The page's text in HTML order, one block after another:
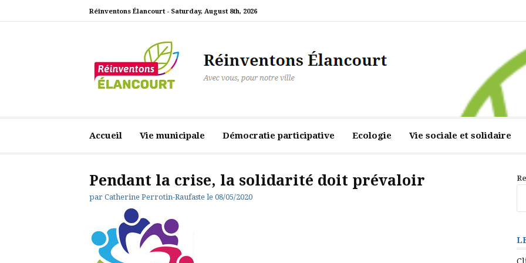
Réinventons Élancourt - Saturday, August 8th, 2026
Accueil Vie municipale Démocratie participative Ecologie Vie sociale et solidaire
Pendant la crise, la solidarité doit prévaloir
par Catherine Perrotin-Raufaste le 08/05/2020